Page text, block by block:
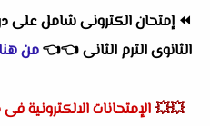
⏪إمتحان الكترونى شامل على
الثانوى الترم الثانى👈
👈من
💥💥 الإمتحانات الالكترونية